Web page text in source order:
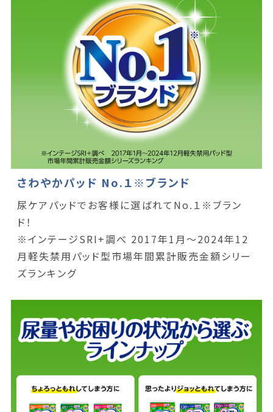
さわやかパッド No.１※ブランド
尿ケアパッドでお客様に選ばれてNo.１※ブラン
ド！
※インテージSRI+調べ 2017年1月～2024年12
月軽失禁用パッド型市場年間累計販売金額シリー
ズランキング